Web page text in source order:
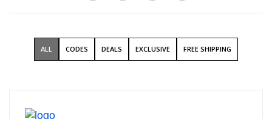
ALL CODES DEALS EXCLUSIVE FREE SHIPPING